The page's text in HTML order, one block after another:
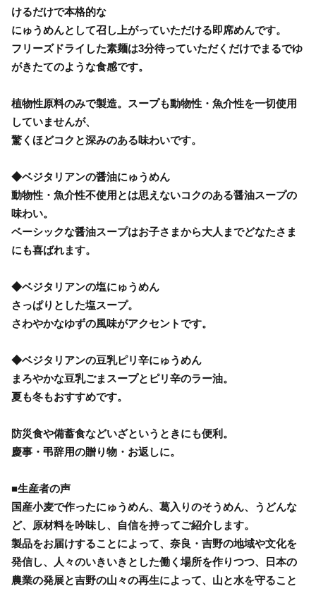
けるだけで本格的な
にゅうめんとして召し上がっていただける即席めんです。
フリーズドライした素麺は3分待っていただくだけでまるでゆ
がきたてのような食感です。
植物性原料のみで製造。スープも動物性・魚介性を一切使用
していませんが、
驚くほどコクと深みのある味わいです。
◆ベジタリアンの醤油にゅうめん
動物性・魚介性不使用とは思えないコクのある醤油スープの
味わい。
ベーシックな醤油スープはお子さまから大人までどなたさま
にも喜ばれます。
◆ベジタリアンの塩にゅうめん
さっぱりとした塩スープ。
さわやかなゆずの風味がアクセントです。
◆ベジタリアンの豆乳ピリ辛にゅうめん
まろやかな豆乳ごまスープとピリ辛のラー油。
夏も冬もおすすめです。
防災食や備蓄食などいざというときにも便利。
慶事・弔辞用の贈り物・お返しに。
■生産者の声
国産小麦で作ったにゅうめん、葛入りのそうめん、うどんな
ど、原材料を吟味し、自信を持ってご紹介します。
製品をお届けすることによって、奈良・吉野の地域や文化を
発信し、人々のいきいきとした働く場所を作りつつ、日本の
農業の発展と吉野の山々の再生によって、山と水を守ること